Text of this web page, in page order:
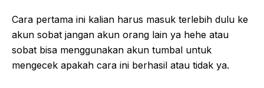
Cara pertama ini kalian harus masuk terlebih dulu ke
akun sobat jangan akun orang lain ya hehe atau
sobat bisa menggunakan akun tumbal untuk
mengecek apakah cara ini berhasil atau tidak ya.